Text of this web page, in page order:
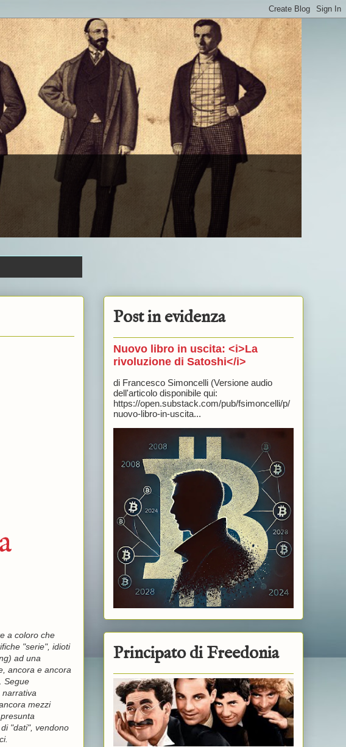
a coloro che
"serie", idioti
ad una
ancora e ancora
Segue
mezzi
"dati", vendono
Post in evidenza
Nuovo libro in uscita: <i>La
rivoluzione di Satoshi</i>
di Francesco Simoncelli (Versione audio
dell'articolo disponibile qui:
https://open.substack.com/pub/fsimoncelli/p/
nuovo-libro-in-uscita...
Principato di Freedonia